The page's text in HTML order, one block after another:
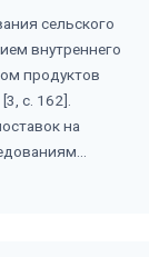
сельского
внутреннего
продуктов
с. 162].
на